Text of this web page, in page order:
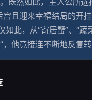
且迎来幸福结局的开
如此，从“寄居蟹”、“蔬
，他竟接连不断地反复转